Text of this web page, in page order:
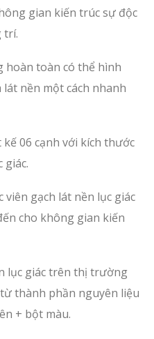
gian kiến trúc sự độc
trí.
hoàn toàn có thể hình
nền một cách nhanh
06 cạnh với kích thước
giác.
viên gạch lát nền lục giác
cho không gian kiến
lục giác trên thị trường
thành phần nguyên liệu
+ bột màu.